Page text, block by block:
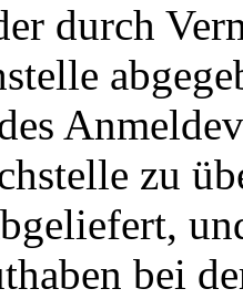
durch
zu
bei